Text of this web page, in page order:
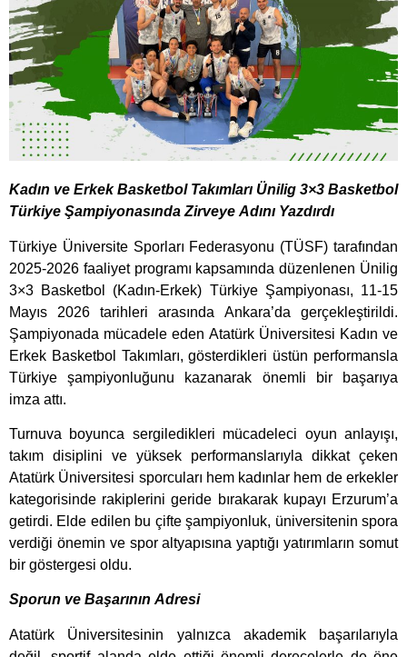
Kadın ve Erkek Basketbol Takımları Ünilig 3×3 Basketbol
Türkiye Şampiyonasında Zirveye Adını Yazdırdı
Türkiye Üniversite Sporları Federasyonu (TÜSF) tarafından
2025-2026 faaliyet programı kapsamında düzenlenen Ünilig
3×3 Basketbol (Kadın-Erkek) Türkiye Şampiyonası, 11-15
Mayıs 2026 tarihleri arasında Ankara’da gerçekleştirildi.
Şampiyonada mücadele eden Atatürk Üniversitesi Kadın ve
Erkek Basketbol Takımları, gösterdikleri üstün performansla
Türkiye şampiyonluğunu kazanarak önemli bir başarıya
imza attı.
Turnuva boyunca sergiledikleri mücadeleci oyun anlayışı,
takım disiplini ve yüksek performanslarıyla dikkat çeken
Atatürk Üniversitesi sporcuları hem kadınlar hem de erkekler
kategorisinde rakiplerini geride bırakarak kupayı Erzurum’a
getirdi. Elde edilen bu çifte şampiyonluk, üniversitenin spora
verdiği önemin ve spor altyapısına yaptığı yatırımların somut
bir göstergesi oldu.
Sporun ve Başarının Adresi
Atatürk Üniversitesinin yalnızca akademik başarılarıyla